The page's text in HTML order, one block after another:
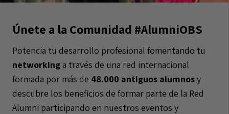
Únete a la Comunidad #AlumniOBS
Potencia tu desarrollo profesional fomentando tu
networkinga través de una red internacional
formada por más de 48.000 antiguos alumnosy
descubre los beneficios de formar parte de la Red
Alumni participando en nuestros eventos y